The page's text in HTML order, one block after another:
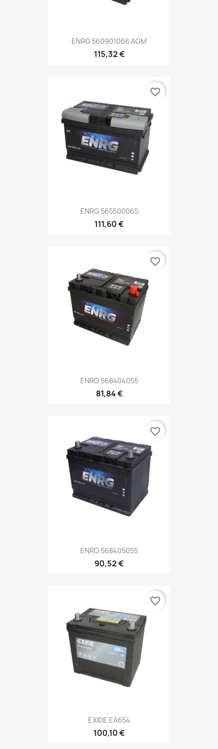
ENRG 560901066 AGM
115,32 €
ENRG 565500065
111,60 €
favorite_border
ENRG 568404055
81,84 €
favorite_border
ENRG 568405055
90,52 €
favorite_border
EXIDE EA654
100,10 €
favorite_border